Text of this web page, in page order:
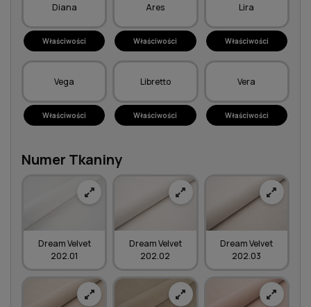
Diana
Właściwości
Ares
Właściwości
Lira
Właściwości
Vega
Właściwości
Libretto
Właściwości
Vera
Właściwości
Numer Tkaniny
Dream Velvet
202.01
Dream Velvet
202.02
Dream Velvet
202.03